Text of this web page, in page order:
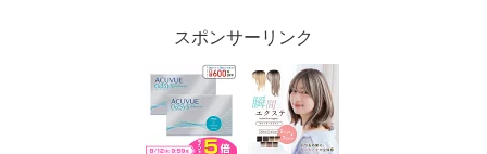
スポンサーリンク